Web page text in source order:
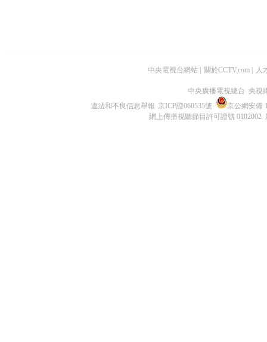
中央電視台網站 關於CCTV.com 人
中央廣播電視總台 央視
違法和不良信息舉報 京ICP證060535號
京公網安備
網上傳播視聽節目許可證號 0102002